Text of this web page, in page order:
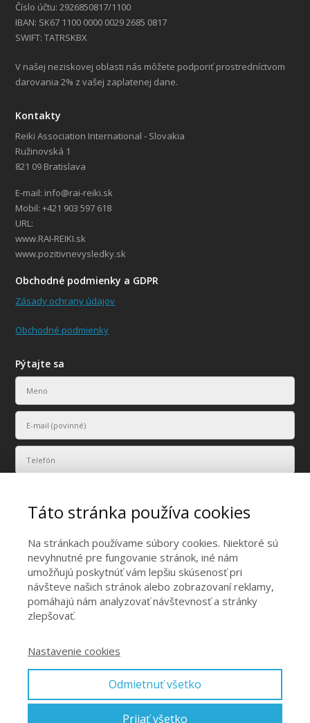
Číslo účtu: 2926850817/1100
IBAN: SK67 1100 0000 0029 2685 0817
SWIFT: TATRSKBX
V našej neziskovej oblasti nás môžete podporiť prostredníctvom
darovania 2% z vašej zaplatenej dane.
Kontakty
Reiki Association International - Slovakia
Ružinovská 1
821 09 Bratislava
E-mail: info@rai-reiki.sk
Mobil: +421 903 597 618
URL:
www.RAI-REIKI.sk
www.pozitivnevysledky.sk
Obchodné podmienky a GDPR
Zásady ochrany údajov
Obchodné podmienky
Pýtajte sa
Vaše osobné údaje budú použité len na účely vyriešenia vášho
dopytu.
Odoslať
Hore
Táto stránka používa cookies
Na stránkach používame súbory cookies. Niektoré sú
nevyhnutné pre fungovanie stránok, iné nám
umožňujú poskytnúť vám lepšiu skúsenosť pri
návšteve našich stránok alebo zobrazovaní reklamy,
pomáhajú nám analyzovať návštevnosť a stránky
zlepšovať.
Nastavenie cookies
Odmietnuť všetko
Prijať všetko